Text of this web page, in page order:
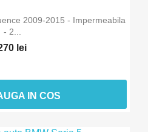
2009-2015 - Impermeabila
- 2...
lei
IN COS